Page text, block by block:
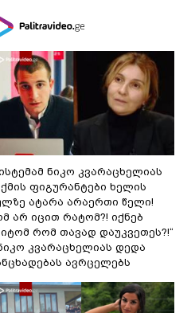
ნიკო კვარაცხელიას
ფიგურანტები ხელის
ატარა არაერთი წელი!
არ იცით რატომ?! იქნებ
რომ თავად დაუკვეთეს?!“
კვარაცხელიას დედა
ავრცელებს